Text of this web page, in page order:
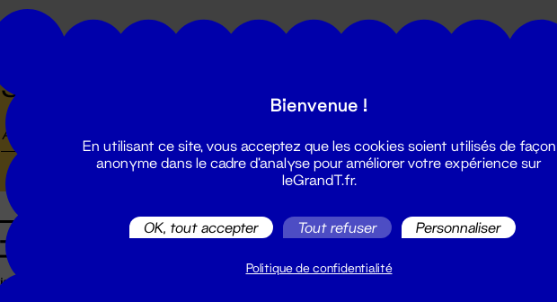
Suivez toutes les actualités du Grand T :
Billetterie
billetterie@leGrandT.fr
Bienvenue !
En utilisant ce site, vous acceptez que les cookies soient utilisés de façon
anonyme dans le cadre d'analyse pour améliorer votre expérience sur
leGrandT.fr.
OK, tout accepter Tout refuser Personnaliser
Politique de confidentialité